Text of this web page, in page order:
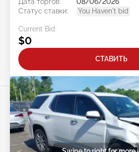
Статус ставки:
You Haven't bid
Current Bid:
$0
СТАВИТЬ